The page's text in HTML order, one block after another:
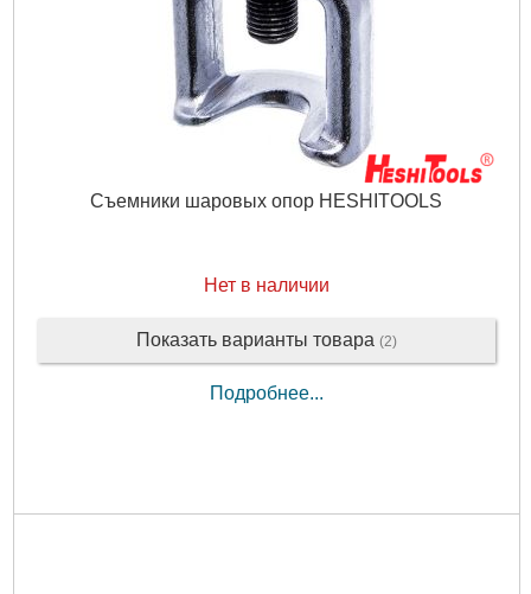
Съемники шаровых опор HESHITOOLS
Нет в наличии
Показать варианты товара (2)
Подробнее...